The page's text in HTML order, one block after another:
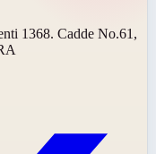
1368. Cadde No.61,